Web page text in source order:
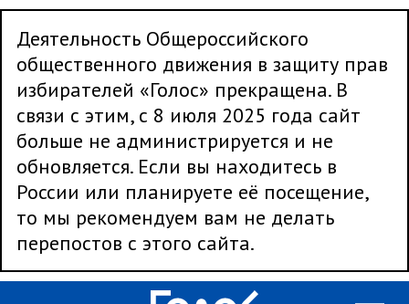
Деятельность Общероссийского
общественного движения в защиту прав
избирателей «Голос» прекращена. В
связи с этим, с 8 июля 2025 года сайт
больше не администрируется и не
обновляется. Если вы находитесь в
России или планируете её посещение,
то мы рекомендуем вам не делать
перепостов с этого сайта.